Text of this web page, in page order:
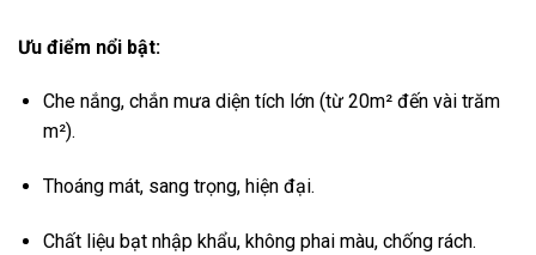
Ưu điểm nổi bật:
Che nắng, chắn mưa diện tích lớn (từ 20m² đến vài trăm
m²).
Thoáng mát, sang trọng, hiện đại.
Chất liệu bạt nhập khẩu, không phai màu, chống rách.